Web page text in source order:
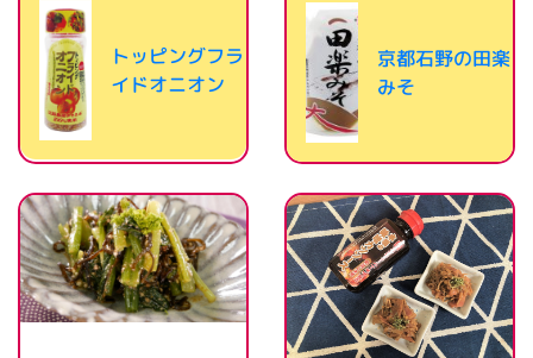
トッピングフラ
イドオニオン
京都石野の田楽
みそ